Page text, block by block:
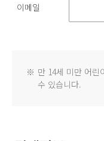
이메일
※ 만 14세 미만 어린
수 있습니다.